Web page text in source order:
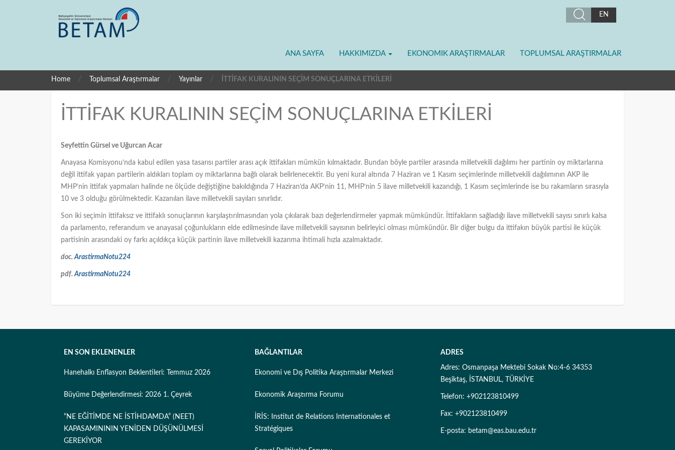
EN
ANA SAYFA HAKKIMIZDA EKONOMIK ARAŞTIRMALAR TOPLUMSAL ARAŞTIRMALAR
Home / Toplumsal Araştırmalar / Yayınlar / İTTİFAK KURALININ SEÇİM SONUÇLARINA ETKİLERİ
İTTİFAK KURALININ SEÇİM SONUÇLARINA ETKİLERİ
Seyfettin Gürsel ve Uğurcan Acar
Anayasa Komisyonu’nda kabul edilen yasa tasarısı partiler arası açık ittifakları mümkün kılmaktadır. Bundan böyle partiler arasında milletvekili dağılımı her partinin oy miktarlarına
değil ittifak yapan partilerin aldıkları toplam oy miktarlarına bağlı olarak belirlenecektir. Bu yeni kural altında 7 Haziran ve 1 Kasım seçimlerinde milletvekili dağılımının AKP ile
MHP’nin ittifak yapmaları halinde ne ölçüde değiştiğine bakıldığında 7 Haziran’da AKP’nin 11, MHP’nin 5 ilave milletvekili kazandığı, 1 Kasım seçimlerinde ise bu rakamların sırasıyla
10 ve 3 olduğu görülmektedir. Kazanılan ilave milletvekili sayıları sınırlıdır.
Son iki seçimin ittifaksız ve ittifaklı sonuçlarının karşılaştırılmasından yola çıkılarak bazı değerlendirmeler yapmak mümkündür. İttifakların sağladığı ilave milletvekili sayısı sınırlı kalsa
da parlamento, referandum ve anayasal çoğunlukların elde edilmesinde ilave milletvekili sayısının belirleyici olması mümkündür. Bir diğer bulgu da ittifakın büyük partisi ile küçük
partisinin arasındaki oy farkı açıldıkça küçük partinin ilave milletvekili kazanma ihtimali hızla azalmaktadır.
doc.ArastirmaNotu224
pdf.ArastirmaNotu224
EN SON EKLENENLER
Hanehalkı Enflasyon Beklentileri: Temmuz 2026
Büyüme Değerlendirmesi: 2026 1. Çeyrek
“NE EĞİTİMDE NE İSTİHDAMDA” (NEET)
KAPASAMINININ YENİDEN DÜŞÜNÜLMESİ
GEREKİYOR
BAĞLANTILAR
Ekonomi ve Dış Politika Araştırmalar Merkezi
Ekonomik Araştırma Forumu
İRİS: Institut de Relations Internationales et
Stratégiques
ADRES
Adres: Osmanpaşa Mektebi Sokak No:4-6 34353
Beşiktaş, İSTANBUL, TÜRKİYE
Telefon: +902123810499
Fax: +902123810499
E-posta: betam@eas.bau.edu.tr